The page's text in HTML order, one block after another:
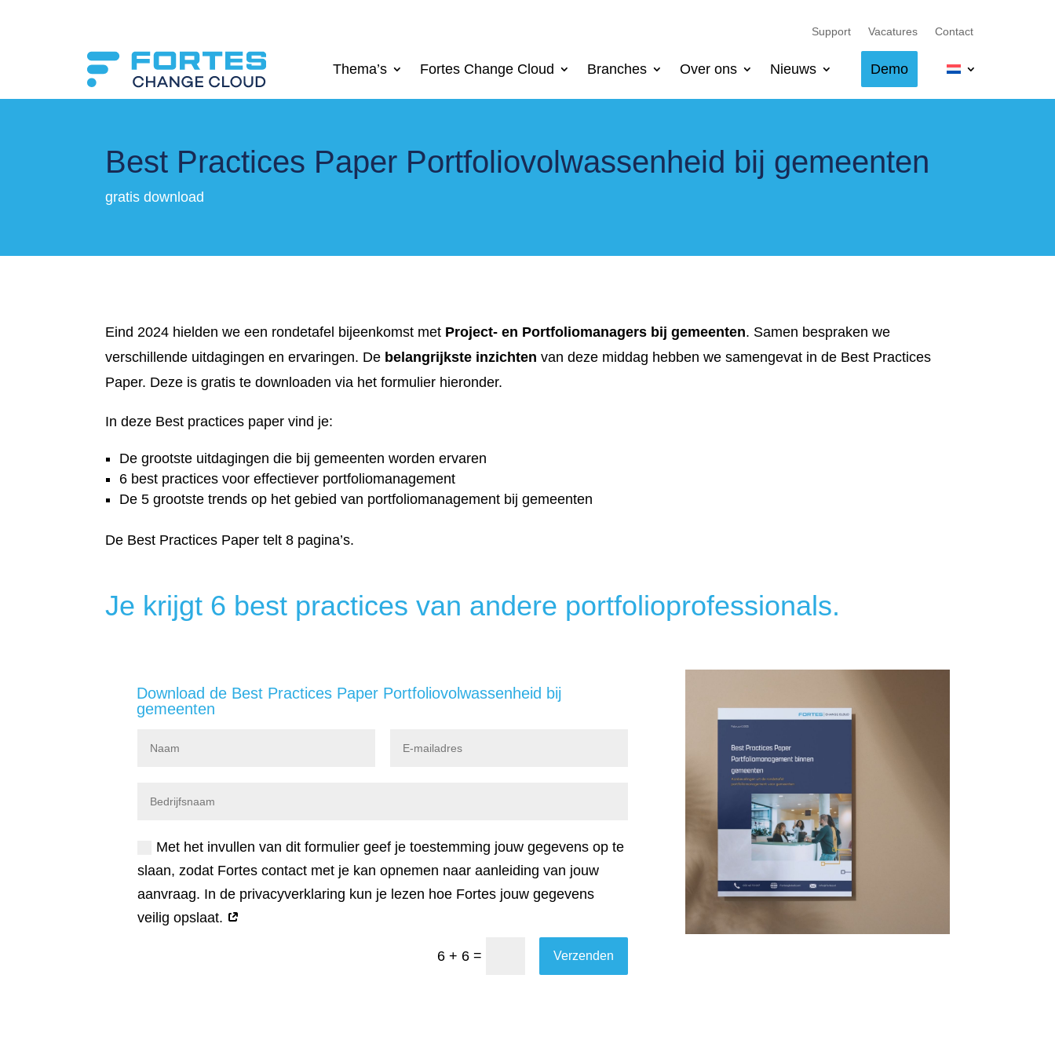
Support Vacatures Contact
Thema’s Fortes Change Cloud Branches Over ons Nieuws Demo
Best Practices Paper Portfoliovolwassenheid bij gemeenten
gratis download
Eind 2024 hielden we een rondetafel bijeenkomst met Project- en Portfoliomanagers bij gemeenten. Samen bespraken we
verschillende uitdagingen en ervaringen. De belangrijkste inzichten van deze middag hebben we samengevat in de Best Practices
Paper. Deze is gratis te downloaden via het formulier hieronder.
In deze Best practices paper vind je:
De grootste uitdagingen die bij gemeenten worden ervaren
6 best practices voor effectiever portfoliomanagement
De 5 grootste trends op het gebied van portfoliomanagement bij gemeenten
De Best Practices Paper telt 8 pagina’s.
Je krijgt 6 best practices van andere portfolioprofessionals.
Download de Best Practices Paper Portfoliovolwassenheid bij
gemeenten
Met het invullen van dit formulier geef je toestemming jouw gegevens op te
slaan, zodat Fortes contact met je kan opnemen naar aanleiding van jouw
aanvraag. In de privacyverklaring kun je lezen hoe Fortes jouw gegevens
veilig opslaat.
6 + 6 = Verzenden